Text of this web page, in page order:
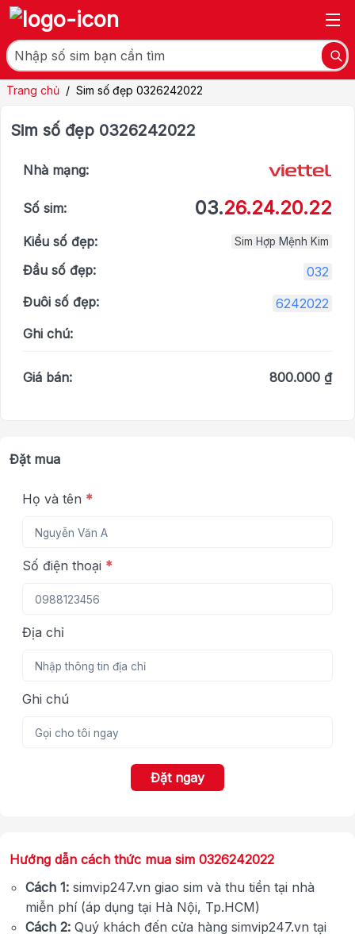
Trang chủ / Sim số đẹp 0326242022
Sim số đẹp 0326242022
Nhà mạng:
Số sim: 03.26.24.20.22
Kiểu số đẹp: Sim Hợp Mệnh Kim
Đầu số đẹp:
032
Đuôi số đẹp:
6242022
Ghi chú:
Giá bán: 800.000 ₫
Đặt mua
Họ và tên *
Số điện thoại *
Địa chỉ
Ghi chú
Đặt ngay
Hướng dẫn cách thức mua sim 0326242022
Cách 1: simvip247.vn giao sim và thu tiền tại nhà
miễn phí (áp dụng tại Hà Nội, Tp.HCM)
Cách 2: Quý khách đến cửa hàng simvip247.vn tại